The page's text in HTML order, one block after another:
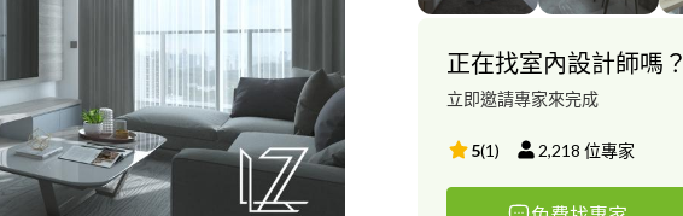
正在找室內設計師嗎？
立即邀請專家來完成
5(1) 2,218 位專家